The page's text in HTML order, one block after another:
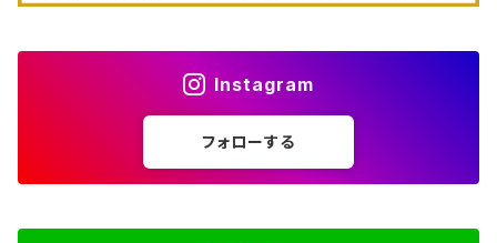
Instagram
フォローする